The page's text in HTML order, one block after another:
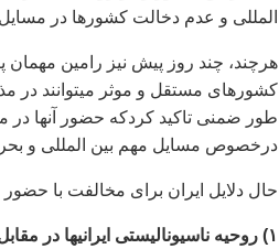
المللی و عدم دخالت کشورها در
هرچند، چند روز پيش نيز رامين
کشورهای مستقل و موثر ميتوانند در
طور ضمنی تاکيد کردکه حضور آنها
درخصوص مسايل مهم بين المللی و
حال دلايل ايران برای مخالفت با حضور
۱) روحيه ناسيوناليستی ايرانيها در مقابل کشورهای عربی